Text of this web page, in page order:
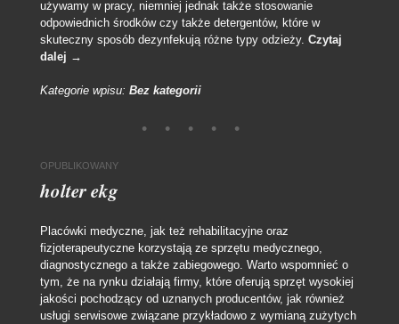
używamy w pracy, niemniej jednak także stosowanie
odpowiednich środków czy także detergentów, które w
skuteczny sposób dezynfekują różne typy odzieży. Czytaj
dalej →
Kategorie wpisu: Bez kategorii
OPUBLIKOWANY
holter ekg
Placówki medyczne, jak też rehabilitacyjne oraz
fizjoterapeutyczne korzystają ze sprzętu medycznego,
diagnostycznego a także zabiegowego. Warto wspomnieć o
tym, że na rynku działają firmy, które oferują sprzęt wysokiej
jakości pochodzący od uznanych producentów, jak również
usługi serwisowe związane przykładowo z wymianą zużytych